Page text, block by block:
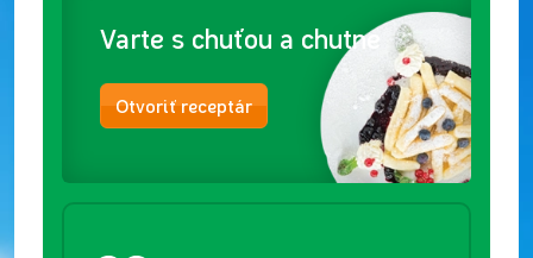
Varte s chuťou a chutne
Otvoriť receptár